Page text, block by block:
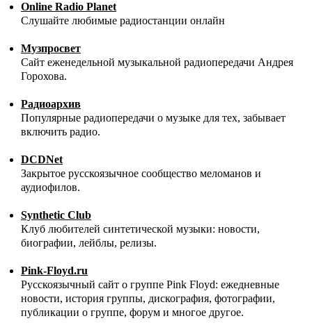
Online Radio Planet
Слушайте любимые радиостанции онлайн
Музпросвет
Сайт еженедельной музыкальной радиопередачи Андрея
Горохова.
Радиоархив
Популярные радиопередачи о музыке для тех, забывает
включить радио.
DCDNet
Закрытое русскоязычное сообщество меломанов и
аудиофилов.
Synthetic Club
Клуб любителей синтетической музыки: новости,
биографии, лейблы, релизы.
Pink-Floyd.ru
Русскоязычный сайт о группе Pink Floyd: ежедневные
новости, история группы, дискография, фотографии,
публикации о группе, форум и многое другое.